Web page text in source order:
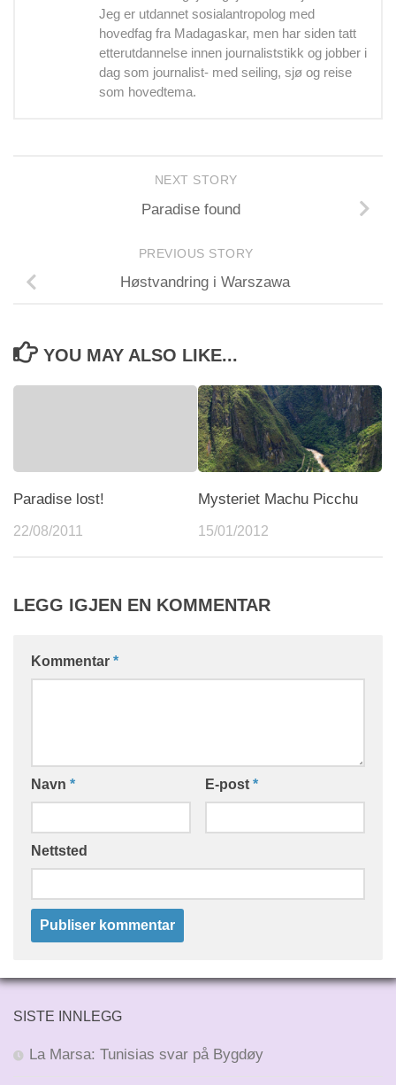
Jeg er utdannet sosialantropolog med
hovedfag fra Madagaskar, men har siden tatt
etterutdannelse innen journaliststikk og jobber i
dag som journalist- med seiling, sjø og reise
som hovedtema.
NEXT STORY
Paradise found
PREVIOUS STORY
Høstvandring i Warszawa
YOU MAY ALSO LIKE...
Paradise lost!
22/08/2011
Mysteriet Machu Picchu
15/01/2012
LEGG IGJEN EN KOMMENTAR
Kommentar *
Navn * E-post *
Nettsted
SISTE INNLEGG
La Marsa: Tunisias svar på Bygdøy